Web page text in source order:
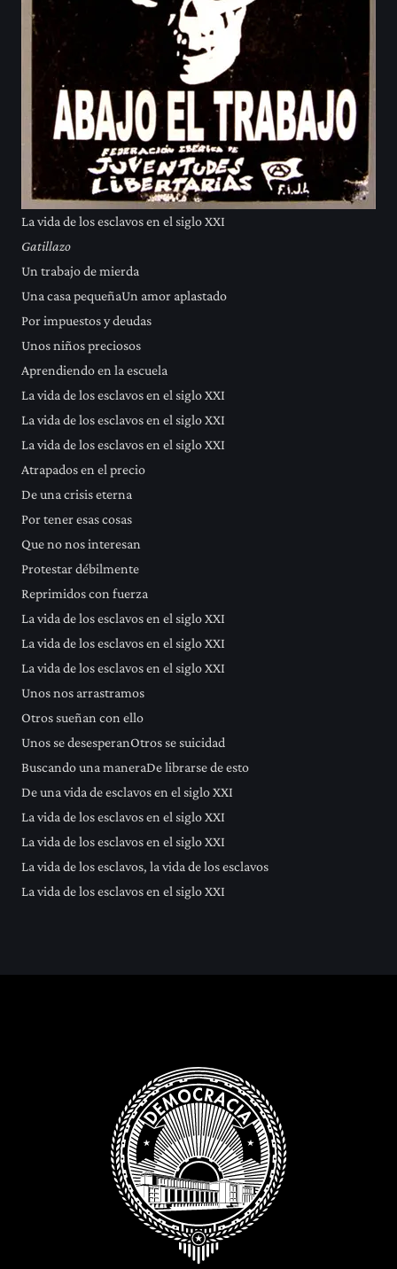
La vida de los esclavos en el siglo XXI
Gatillazo
Un trabajo de mierda
Una casa pequeñaUn amor aplastado
Por impuestos y deudas
Unos niños preciosos
Aprendiendo en la escuela
La vida de los esclavos en el siglo XXI
La vida de los esclavos en el siglo XXI
La vida de los esclavos en el siglo XXI
Atrapados en el precio
De una crisis eterna
Por tener esas cosas
Que no nos interesan
Protestar débilmente
Reprimidos con fuerza
La vida de los esclavos en el siglo XXI
La vida de los esclavos en el siglo XXI
La vida de los esclavos en el siglo XXI
Unos nos arrastramos
Otros sueñan con ello
Unos se desesperanOtros se suicidad
Buscando una maneraDe librarse de esto
De una vida de esclavos en el siglo XXI
La vida de los esclavos en el siglo XXI
La vida de los esclavos en el siglo XXI
La vida de los esclavos, la vida de los esclavos
La vida de los esclavos en el siglo XXI